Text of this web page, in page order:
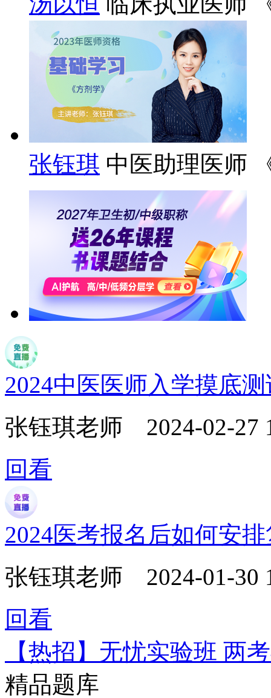
张钰琪 中医助理医师
2024中医医师入学摸底
张钰琪老师 2024-02-27
回看
2024医考报名后如何安
张钰琪老师 2024-01-30
回看
【热招】无忧实验班 两
精品题库